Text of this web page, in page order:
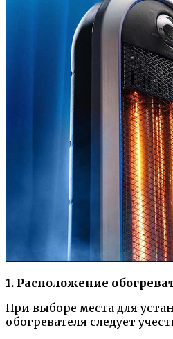
1. Расположение
При выборе места для
обогревателя следует